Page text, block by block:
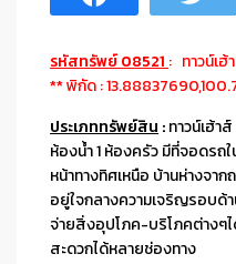
รหัสทรัพย์ 08521 : ทาวน์เฮ้
** พิกัด :
ประเภททรัพย์สิน :ทาวน์เฮ้า
ห้องน้ำ 1 ห้องครัว มีที่จอดรถ
หน้าทางทิศเหนือ บ้านห่างจา
อยู่ใจกลางความเจริญรอบด้
จ่ายสิ่งอุปโภค-บริโภคต่างๆไ
สะดวกได้หลายช่องทาง